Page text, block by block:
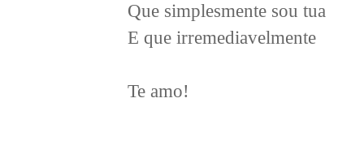
Que simplesmente sou tua
E que irremediavelmente
Te amo!